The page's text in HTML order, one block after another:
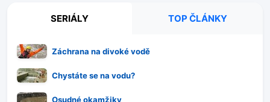
SERIÁLY TOP ČLÁNKY
Záchrana na divoké vodě
Chystáte se na vodu?
Osudné okamžiky